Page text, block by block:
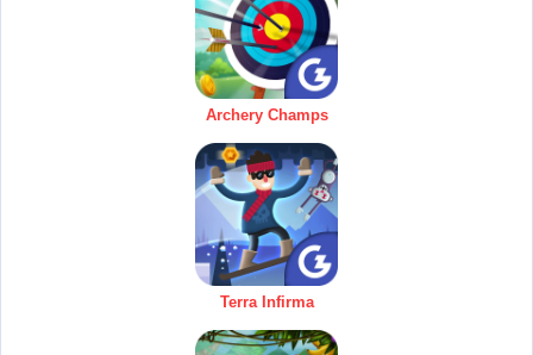
Archery Champs
Terra Infirma